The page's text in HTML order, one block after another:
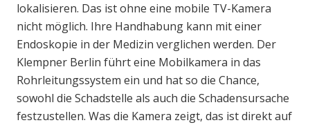
lokalisieren. Das ist ohne eine mobile TV-Kamera
nicht möglich. Ihre Handhabung kann mit einer
Endoskopie in der Medizin verglichen werden. Der
Klempner Berlin führt eine Mobilkamera in das
Rohrleitungssystem ein und hat so die Chance,
sowohl die Schadstelle als auch die Schadensursache
festzustellen. Was die Kamera zeigt, das ist direkt auf